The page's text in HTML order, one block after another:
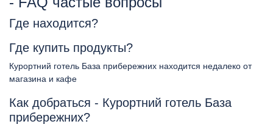
Где находится?
Где купить продукты?
Курортний готель База прибережних находится недалеко от
магазина и кафе
Как добраться - Курортний готель База
прибережних?